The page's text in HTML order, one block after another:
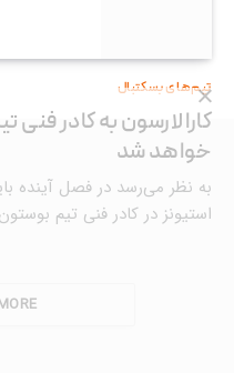
تیم‌های بسکتبال
کارا لارسون به کادر
خواهد شد
به نظر می‌رسد در فصل آینده
استیونز در کادر فنی تیم